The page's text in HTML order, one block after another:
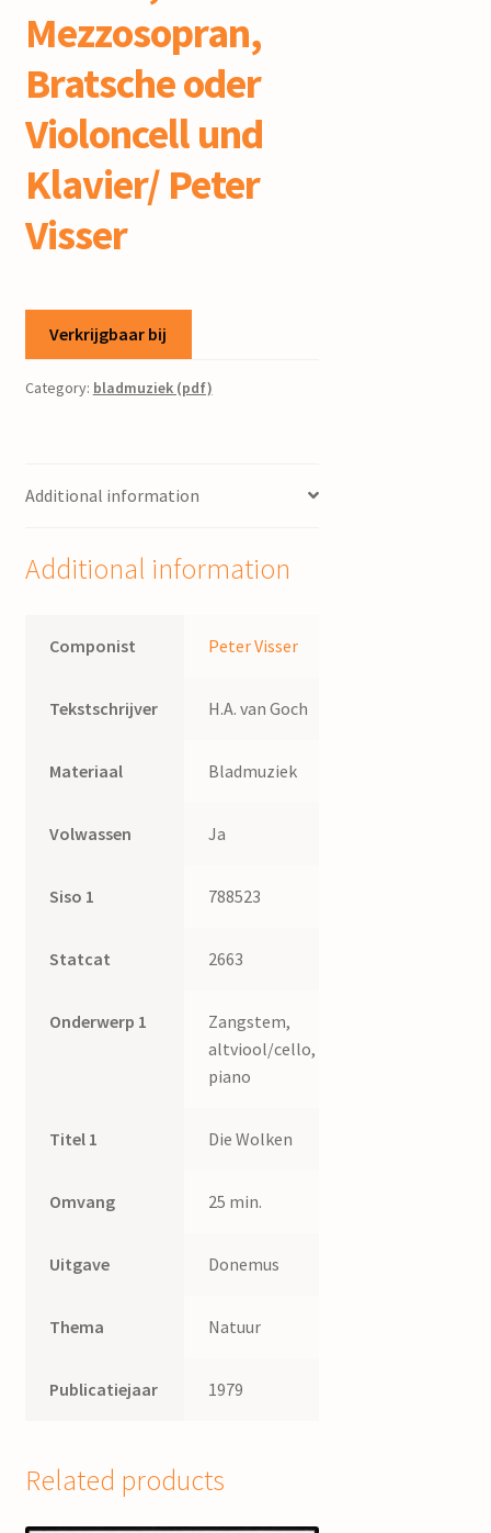
Mezzosopran,
Bratsche oder
Violoncell und
Klavier/ Peter
Visser
Verkrijgbaar bij
Category: bladmuziek (pdf)
Additional information
Additional information
Componist Peter Visser
Tekstschrijver H.A. van Goch
Materiaal Bladmuziek
Volwassen Ja
Siso 1 788523
Statcat 2663
Onderwerp 1
Zangstem,
altviool/cello,
piano
Titel 1 Die Wolken
Omvang 25 min.
Uitgave Donemus
Thema Natuur
Publicatiejaar 1979
Related products